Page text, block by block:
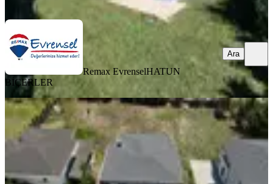
Remax EvrenselHATUN
BİÇERLER
Ara
MANZARALI
Silivri Kınalı Evleri'nde Havuzlu,
Bahçeli, Müstakil, Lüks Villa
Silivri, Çanta Balaban Mahallesi
4+1· 685 m²